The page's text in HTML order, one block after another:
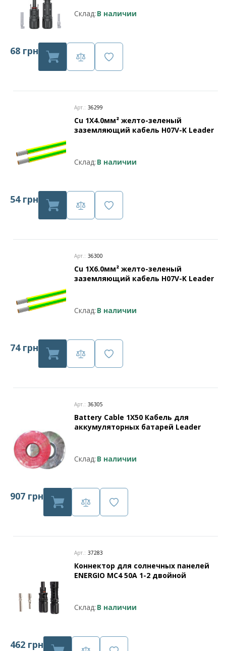
Склад: В наличии
68 грн
Арт.: 36299
Cu 1X4.0мм² желто-зеленый
заземляющий кабель H07V-K Leader
Склад: В наличии
54 грн
Арт.: 36300
Cu 1X6.0мм² желто-зеленый
заземляющий кабель H07V-K Leader
Склад: В наличии
74 грн
Арт.: 36305
Battery Cable 1X50 Кабель для
аккумуляторных батарей Leader
Склад: В наличии
907 грн
Арт.: 37283
Коннектор для солнечных панелей
ENERGIO MC4 50А 1-2 двойной
Склад: В наличии
462 грн